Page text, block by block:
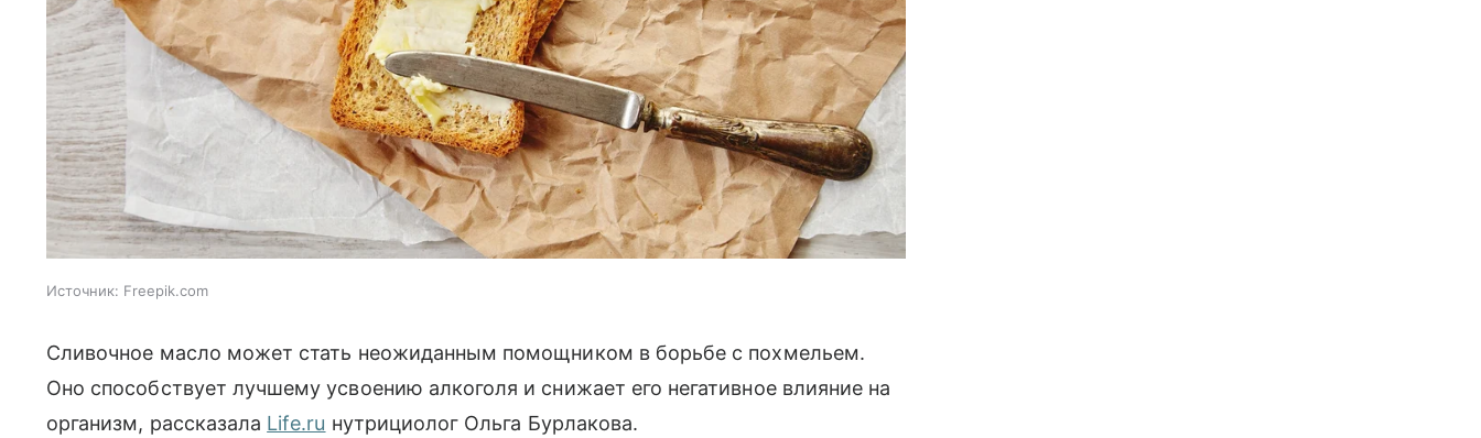
Источник: Freepik.com
Сливочное масло может стать неожиданным помощником в борьбе с похмельем.
Оно способствует лучшему усвоению алкоголя и снижает его негативное влияние на
организм, рассказала Life.ru нутрициолог Ольга Бурлакова.